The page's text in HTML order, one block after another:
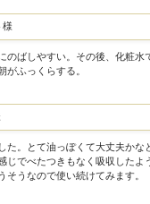
様
のばしやすい。その後、化粧水
がふっくらする。
た。とて油っぽくて大丈夫かな
じでべたつきもなく吸収したよ
そうなので使い続けてみます。